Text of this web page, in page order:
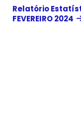
Relatório
FEVEREIRO 2024